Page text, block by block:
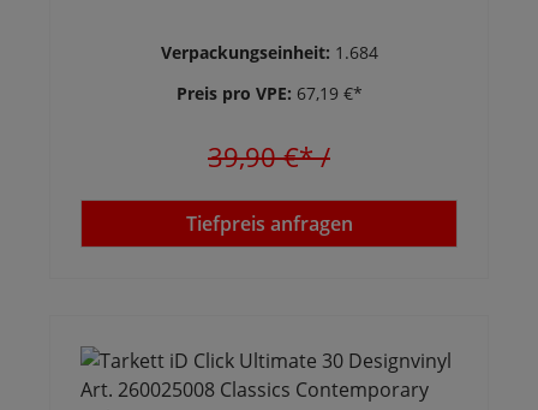
Verpackungseinheit: 1.684
Preis pro VPE: 67,19 €*
39,90 €*/
Tiefpreis anfragen